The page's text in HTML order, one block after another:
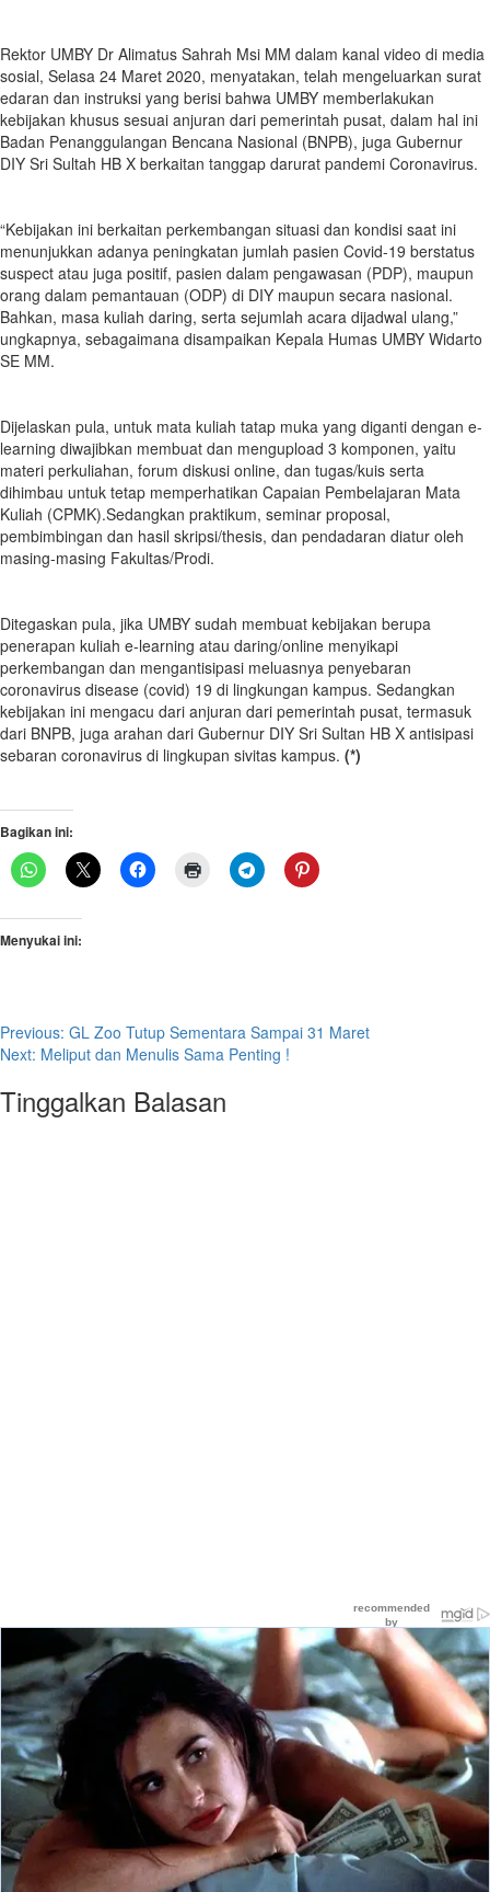
Rektor UMBY Dr Alimatus Sahrah Msi MM dalam kanal video di media
sosial, Selasa 24 Maret 2020, menyatakan, telah mengeluarkan surat
edaran dan instruksi yang berisi bahwa UMBY memberlakukan
kebijakan khusus sesuai anjuran dari pemerintah pusat, dalam hal ini
Badan Penanggulangan Bencana Nasional (BNPB), juga Gubernur
DIY Sri Sultah HB X berkaitan tanggap darurat pandemi Coronavirus.
“Kebijakan ini berkaitan perkembangan situasi dan kondisi saat ini
menunjukkan adanya peningkatan jumlah pasien Covid-19 berstatus
suspect atau juga positif, pasien dalam pengawasan (PDP), maupun
orang dalam pemantauan (ODP) di DIY maupun secara nasional.
Bahkan, masa kuliah daring, serta sejumlah acara dijadwal ulang,”
ungkapnya, sebagaimana disampaikan Kepala Humas UMBY Widarto
SE MM.
Dijelaskan pula, untuk mata kuliah tatap muka yang diganti dengan e-
learning diwajibkan membuat dan mengupload 3 komponen, yaitu
materi perkuliahan, forum diskusi online, dan tugas/kuis serta
dihimbau untuk tetap memperhatikan Capaian Pembelajaran Mata
Kuliah (CPMK).Sedangkan praktikum, seminar proposal,
pembimbingan dan hasil skripsi/thesis, dan pendadaran diatur oleh
masing-masing Fakultas/Prodi.
Ditegaskan pula, jika UMBY sudah membuat kebijakan berupa
penerapan kuliah e-learning atau daring/online menyikapi
perkembangan dan mengantisipasi meluasnya penyebaran
coronavirus disease (covid) 19 di lingkungan kampus. Sedangkan
kebijakan ini mengacu dari anjuran dari pemerintah pusat, termasuk
dari BNPB, juga arahan dari Gubernur DIY Sri Sultan HB X antisipasi
sebaran coronavirus di lingkupan sivitas kampus. (*)
Bagikan ini:
Menyukai ini:
Post
navigation
Previous: GL Zoo Tutup Sementara Sampai 31 Maret
Next: Meliput dan Menulis Sama Penting !
Tinggalkan Balasan